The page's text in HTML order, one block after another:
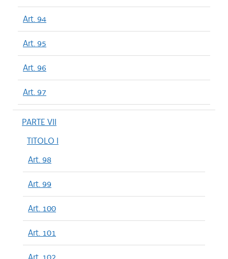
Art. 94
Art. 95
Art. 96
Art. 97
PARTE VII
TITOLO I
Art. 98
Art. 99
Art. 100
Art. 101